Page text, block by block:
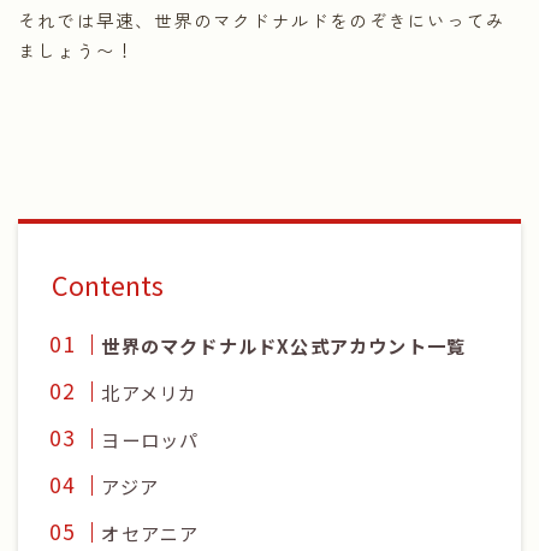
それでは早速、世界のマクドナルドをのぞきにいってみ
ましょう〜！
Contents
世界のマクドナルドX公式アカウント一覧
北アメリカ
ヨーロッパ
アジア
オセアニア